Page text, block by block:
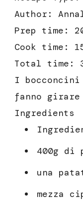
Author:
Prep time:
Cook time:
Total time:
I
fanno
Ingredients
400g di
una
mezza